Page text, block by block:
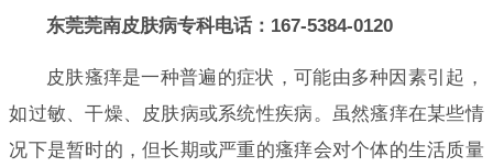
东莞莞南皮肤病专科电话：167-5384-0120
皮肤瘙痒是一种普遍的症状，可能由多种因素引起，
如过敏、干燥、皮肤病或系统性疾病。虽然瘙痒在某些情
况下是暂时的，但长期或严重的瘙痒会对个体的生活质量